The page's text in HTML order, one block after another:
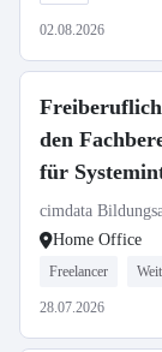
02.08.2026
den
für
cimdata
Home Office
Freelancer
28.07.2026